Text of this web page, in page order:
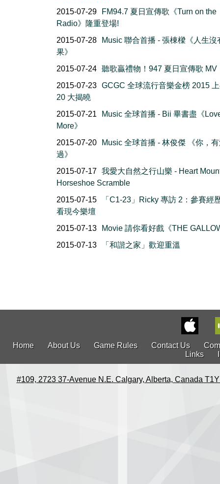
2015-07-29
FM94.7 夏日宣傳歌《Turn on the
Radio》隆重登場!
2015-07-28
Music 聯合首播 - 張棟樑《人生沒
果》
2015-07-24 聽歌贏禮物！947 夏日宣傳歌 MV
2015-07-23 GCGC 全球流行音樂金榜 2015
20 大揭曉
2015-07-21
Music 全球首播 - Bii 畢書盡《
More》
2015-07-20
Music 全球首播 - 林俊傑 《你，
過》
2015-07-17 我愛大自然之行山樂 - Heart
Horseshoe Scramble
2015-07-15
「C1-23」Ricky 專訪 2：參賽經
看現今樂壇
2015-07-13
Movie 請你看好戲《THE
2015-07-13
「和諧之家」歡迎重溫
Home About Us Game Rules Contact Us
Links
#109, 2723 37-Avenue N.E. Calgary, Alberta, Canada